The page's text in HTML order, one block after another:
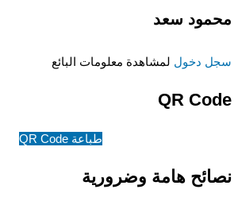
محمود سعد
سجل دخول لمشاهدة معلومات البائع
QR Code
طباعة QR Code
نصائح هامة وضرورية